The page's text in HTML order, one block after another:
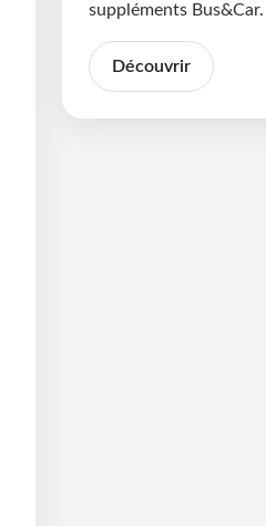
suppléments Bus&Car.
Découvrir